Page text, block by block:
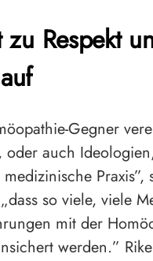
zu Respekt
Gegner
oder auch
Praxis”,
so viele, viele
mit der
werden.”